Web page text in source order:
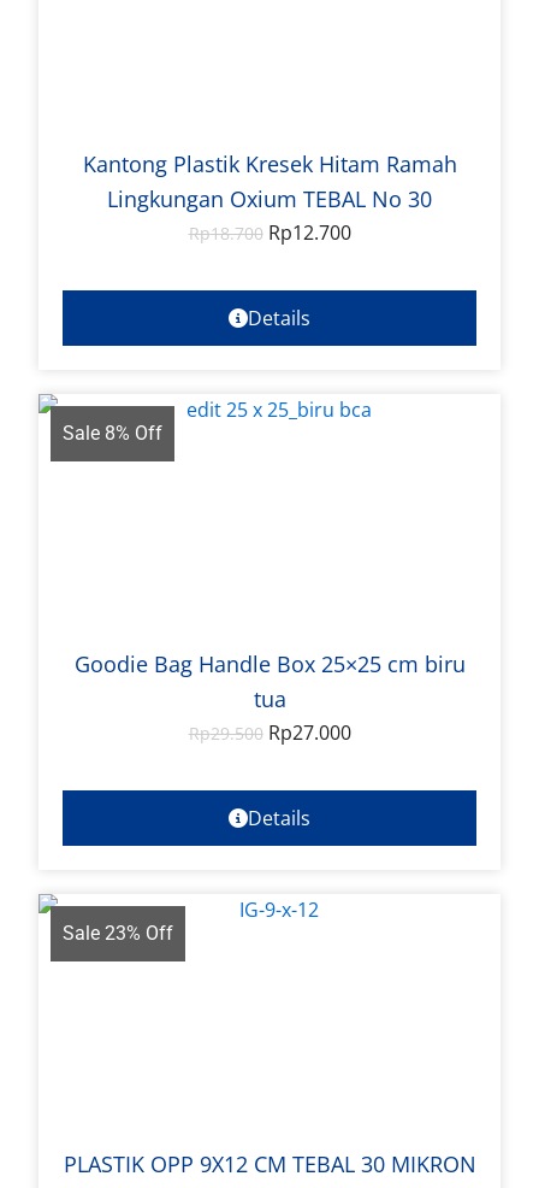
Kantong Plastik Kresek Hitam Ramah
Lingkungan Oxium TEBAL No 30
Rp18.700 Rp12.700
Details
Sale 8% Off
Goodie Bag Handle Box 25×25 cm biru
tua
Rp29.500 Rp27.000
Details
Sale 23% Off
PLASTIK OPP 9X12 CM TEBAL 30 MIKRON